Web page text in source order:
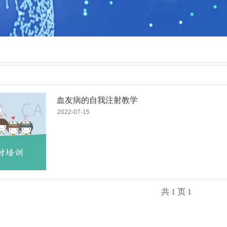
血友病的自我注射教学
2022-07-15
共 1 页 1